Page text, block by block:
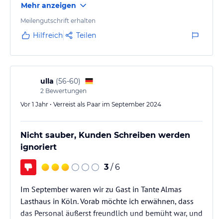
Mehr anzeigen
Meilengutschrift erhalten
Hilfreich Teilen
ulla (56-60)
2 Bewertungen
Vor 1 Jahr • Verreist als Paar im September 2024
Nicht sauber, Kunden Schreiben werden
ignoriert
3 / 6
Im September waren wir zu Gast in Tante Almas
Lasthaus in Köln. Vorab möchte ich erwähnen, dass
das Personal äußerst freundlich und bemüht war, und